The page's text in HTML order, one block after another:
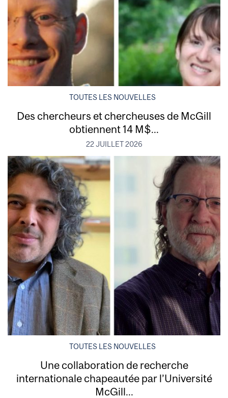
TOUTES LES NOUVELLES
Des chercheurs et chercheuses de McGill
obtiennent 14 M$...
22 JUILLET 2026
TOUTES LES NOUVELLES
Une collaboration de recherche
internationale chapeautée par l’Université
McGill...